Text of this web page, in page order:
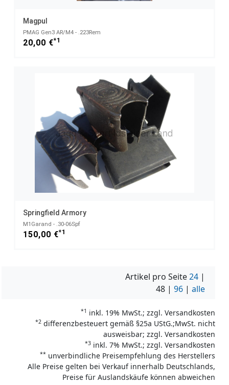
Magpul
PMAG Gen3 AR/M4 - .223Rem
20,00 €*1
Springfield Armory
M1Garand - .30-06Spf
150,00 €*1
Artikel pro Seite24 |
48 | 96 | alle
*1 inkl. 19% MwSt.; zzgl. Versandkosten
*2 differenzbesteuert gemäß §25a UStG.;MwSt. nicht
ausweisbar; zzgl. Versandkosten
*3 inkl. 7% MwSt.; zzgl. Versandkosten
** unverbindliche Preisempfehlung des Herstellers
Alle Preise gelten bei Verkauf innerhalb Deutschlands,
Preise für Auslandskäufe können abweichen